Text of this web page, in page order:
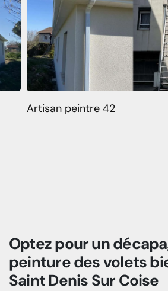
Artisan peintre 42
Optez pour un
peinture des volets
Saint Denis Sur Coise